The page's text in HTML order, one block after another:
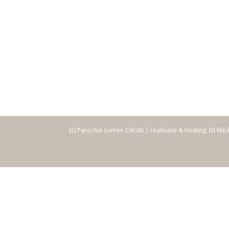
(c) Parochie Lumen Christi | realisatie & hosting: ISI